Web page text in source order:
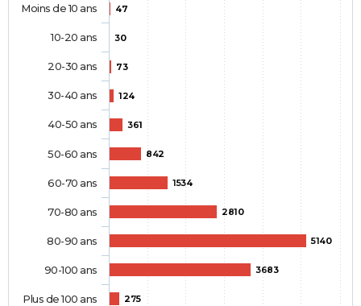
47
30
73
124
361
842
1534
2810
5140
3683
275
Moins de 10 ans
10-20 ans
20-30 ans
30-40 ans
40-50 ans
50-60 ans
60-70 ans
70-80 ans
80-90 ans
90-100 ans
Plus de 100 ans